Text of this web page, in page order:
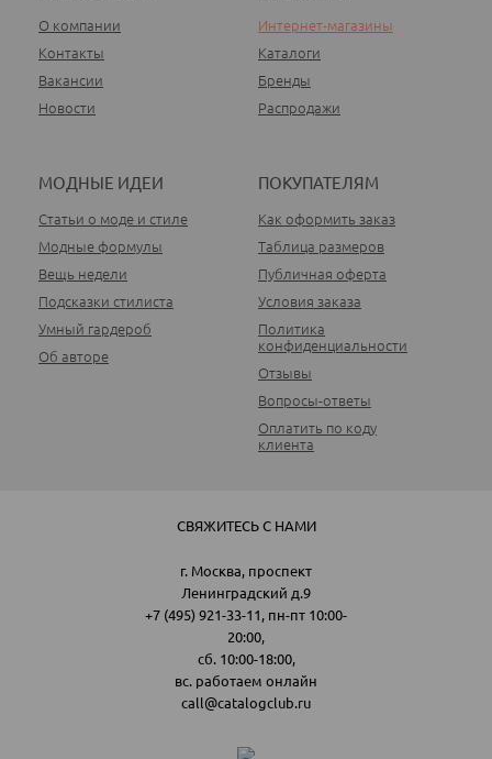
О компании
Контакты
Вакансии
Новости
ПОКУПАТЕЛЯМ
Как оформить заказ
Таблица размеров
Публичная оферта
Условия заказа
Политика
конфиденциальности
Отзывы
Вопросы-ответы
Оплатить по коду
клиента
Интернет-магазины
Каталоги
Бренды
Распродажи
МОДНЫЕ ИДЕИ
Статьи о моде и стиле
Модные формулы
Вещь недели
Подсказки стилиста
Умный гардероб
Об авторе
СВЯЖИТЕСЬ С НАМИ
г. Москва, проспект
Ленинградский д.9
+7 (495) 921-33-11, пн-пт 10:00-
20:00,
сб. 10:00-18:00,
вс. работаем онлайн
call@catalogclub.ru